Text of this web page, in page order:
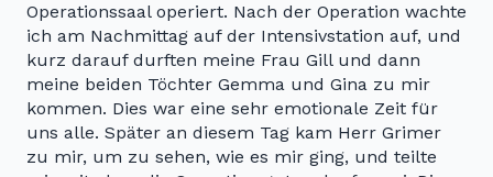
Operationssaal operiert. Nach der Operation wachte
ich am Nachmittag auf der Intensivstation auf, und
kurz darauf durften meine Frau Gill und dann
meine beiden Töchter Gemma und Gina zu mir
kommen. Dies war eine sehr emotionale Zeit für
uns alle. Später an diesem Tag kam Herr Grimer
zu mir, um zu sehen, wie es mir ging, und teilte